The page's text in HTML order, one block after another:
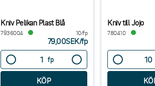
Kniv Pelikan Plast Blå
7936004 10/fp
79,00SEK/fp
fp
Kniv till Jojo
780410